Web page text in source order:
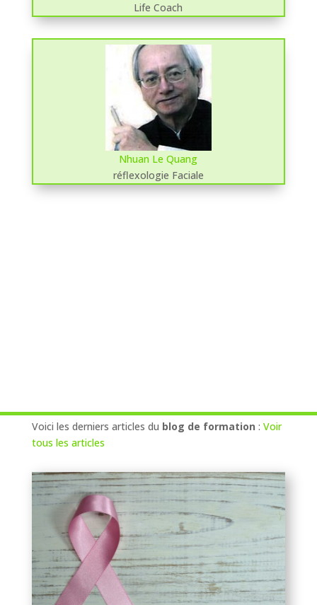
Life Coach
Nhuan Le Quang
réflexologie Faciale
Voici les derniers articles du blog de formation : Voir
tous les articles